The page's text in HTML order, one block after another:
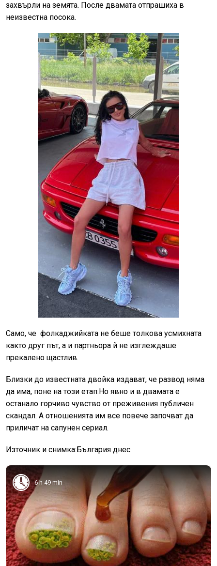
захвърли на земята. После двамата отпрашиха в
неизвестна посока.
Само, че фолкаджийката не беше толкова усмихната
както друг път, а и партньора й не изглеждаше
прекалено щастлив.
Близки до известната двойка издават, че развод няма
да има, поне на този етап.Но явно и в двамата е
останало горчиво чувство от преживения публичен
скандал. А отношенията им все повече започват да
приличат на сапунен сериал.
Източник и снимка:България днес
6 h 49 min